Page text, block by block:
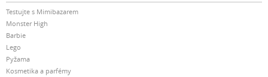
Testujte s Mimibazarem
Monster High
Barbie
Lego
Pyžama
Kosmetika a parfémy